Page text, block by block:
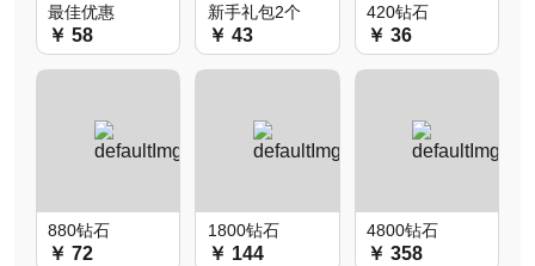
最佳优惠
￥ 58
新手礼包2个
￥ 43
420钻石
￥ 36
880钻石
￥ 72
1800钻石
￥ 144
4800钻石
￥ 358